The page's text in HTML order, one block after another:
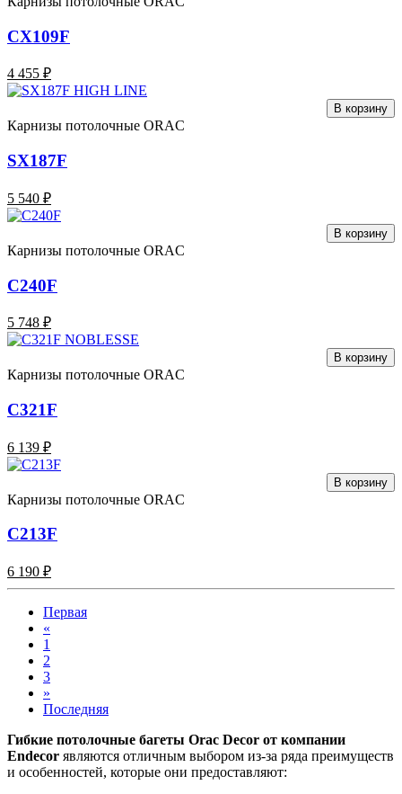
CX109F
4 455 ₽
В корзину
Карнизы потолочные ORAC
SX187F
5 540 ₽
В корзину
Карнизы потолочные ORAC
C240F
5 748 ₽
В корзину
Карнизы потолочные ORAC
C321F
6 139 ₽
В корзину
Карнизы потолочные ORAC
C213F
6 190 ₽
Первая
«
1
2
3
»
Последняя
Гибкие потолочные багеты Orac Decor от компании
Endecor являются отличным выбором из-за ряда преимуществ
и особенностей, которые они предоставляют: